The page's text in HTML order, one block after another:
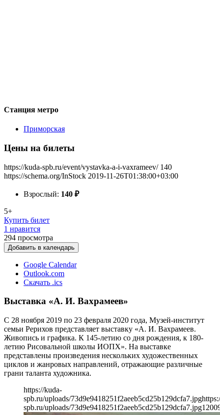
Станция метро
Приморская
Цены на билеты
https://kuda-spb.ru/event/vystavka-a-i-vaxrameev/ 140
https://schema.org/InStock 2019-11-26T01:38:00+03:00
Взрослый: 140 ₽
5+
Купить билет
1 нравится
294 просмотра
Добавить в календарь
Google Calendar
Outlook.com
Скачать .ics
Выставка «А. И. Вахрамеев»
С 28 ноября 2019 по 23 февраля 2020 года, Музей-институт
семьи Рерихов представляет выставку «А. И. Вахрамеев.
Живопись и графика. К 145-летию со дня рождения, к 180-
летию Рисовальной школы ИОПХ». На выставке
представлены произведения нескольких художественных
циклов и жанровых направлений, отражающие различные
грани таланта художника.
https://kuda-
spb.ru/uploads/73d9e9418251f2aeeb5cd25b129dcfa7.jpg
spb.ru/uploads/73d9e9418251f2aeeb5cd25b129dcfa7.jpg1200